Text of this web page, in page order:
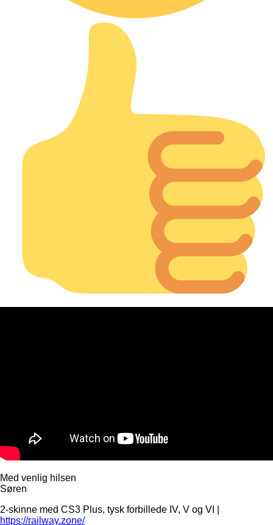
Med venlig hilsen
Søren
2-skinne med CS3 Plus, tysk forbillede IV, V og VI |
https://railway.zone/